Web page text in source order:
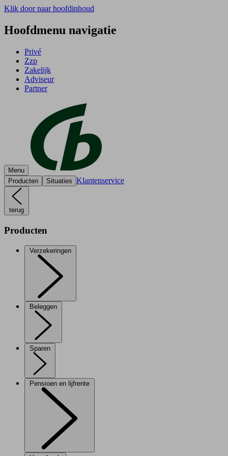
Klik door naar hoofdinhoud
Hoofdmenu navigatie
Privé
Zzp
Zakelijk
Adviseur
Partner
Menu
Producten
Situaties Klantenservice
terug
Producten
Verzekeringen
Beleggen
Sparen
Pensioen en lijfrente